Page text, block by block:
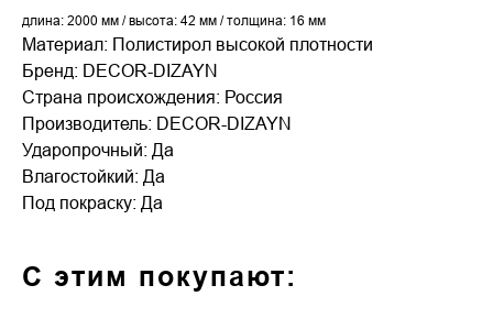
длина: 2000 мм / высота: 42 мм / толщина: 16 мм
Материал: Полистирол высокой плотности
Бренд: DECOR-DIZAYN
Страна происхождения: Россия
Производитель: DECOR-DIZAYN
Ударопрочный: Да
Влагостойкий: Да
Под покраску: Да
С этим покупают: